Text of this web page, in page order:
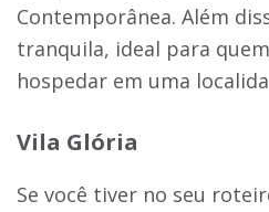
Contemporânea. Além
tranquila, ideal para
hospedar em uma
Vila Glória
Se você tiver no seu